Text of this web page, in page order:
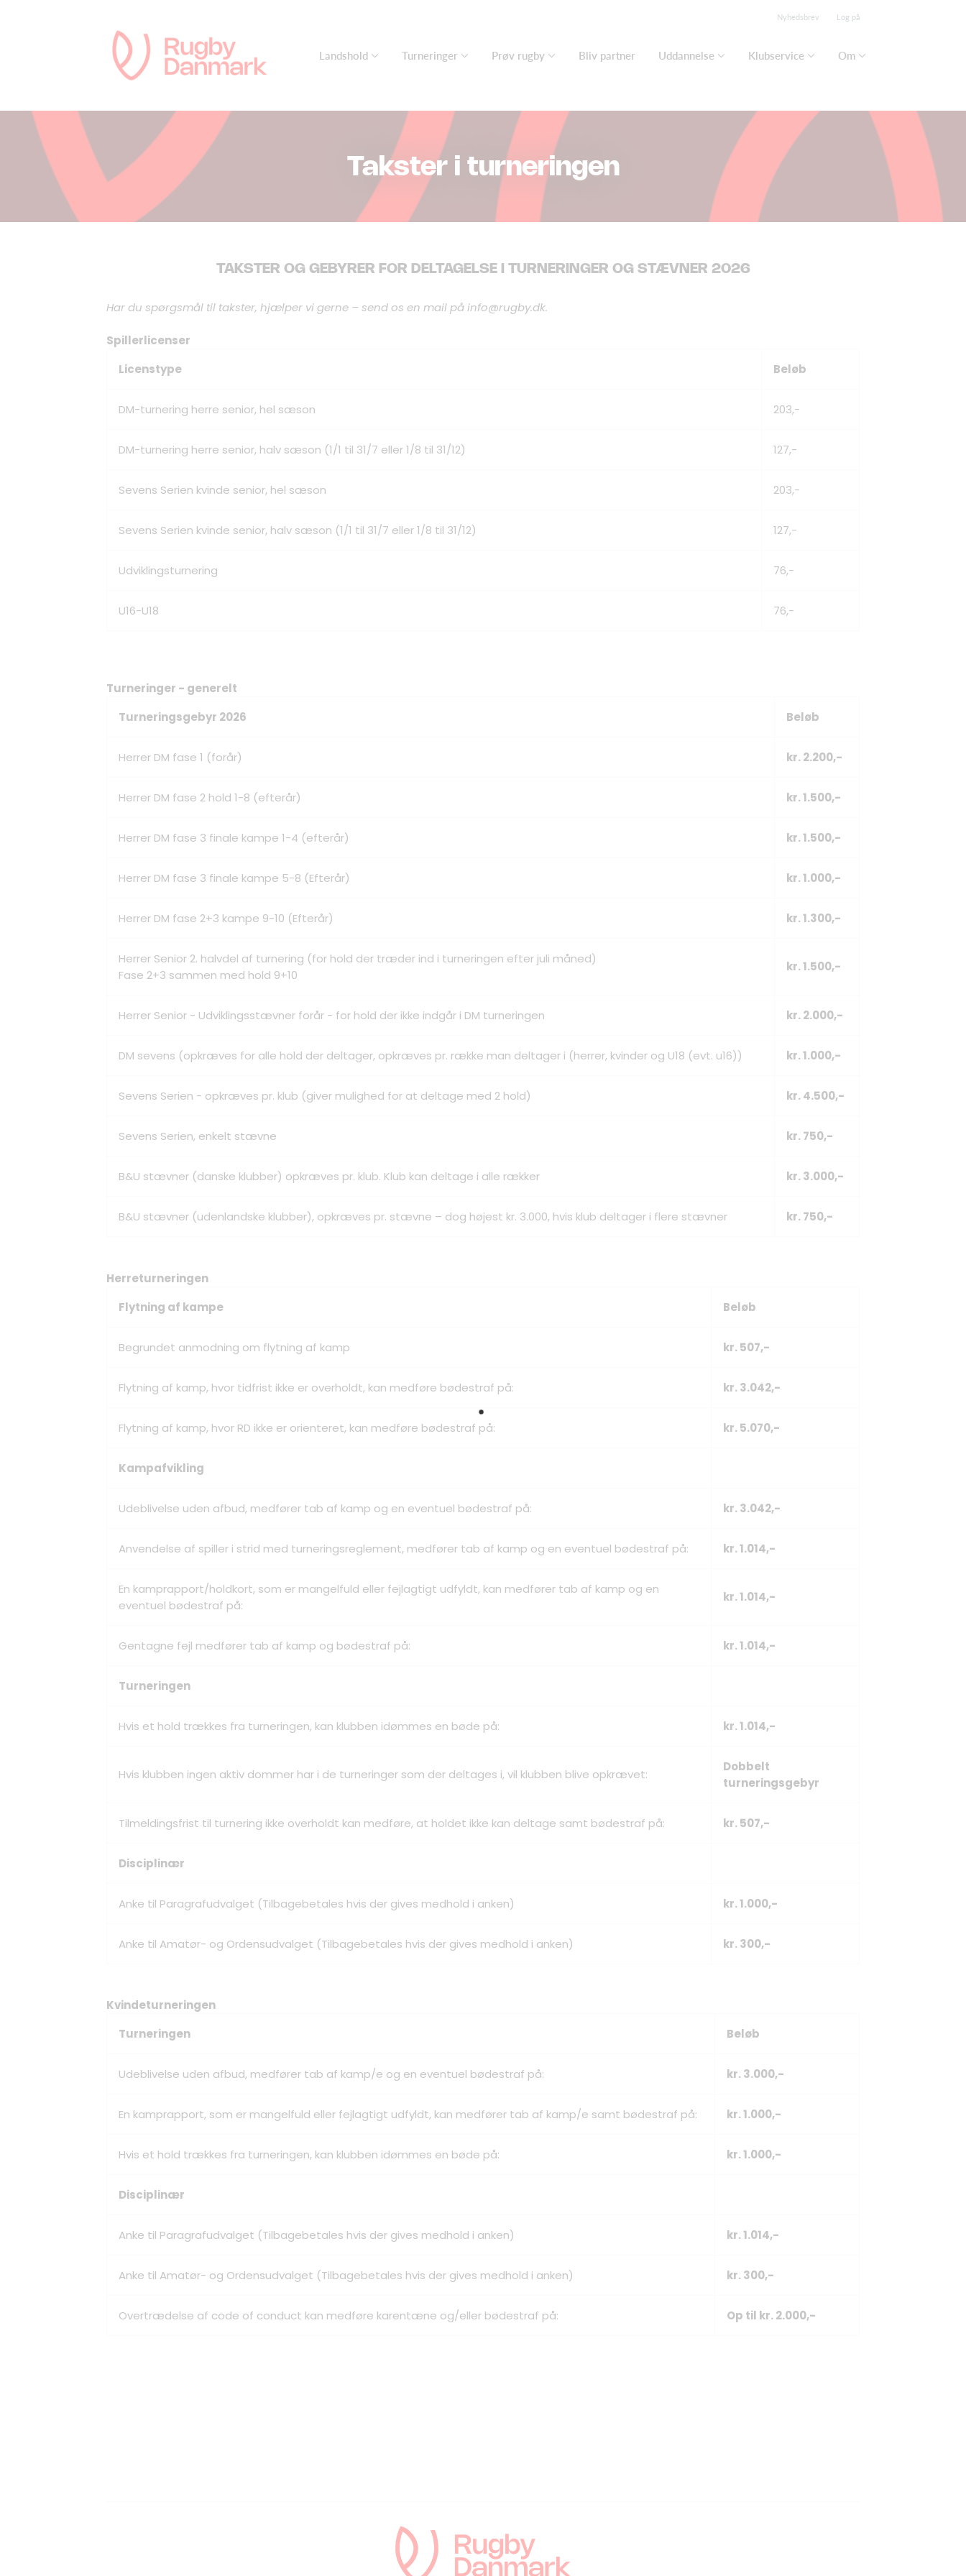
Nyhedsbrev Log på
Landshold Turneringer Prøv rugby Bliv partner Uddannelse Klubservice Om
Takster i turneringen
TAKSTER OG GEBYRER FOR DELTAGELSE I TURNERINGER OG STÆVNER 2026
Har du spørgsmål til takster, hjælper vi gerne – send os en mail på info@rugby.dk.
Spillerlicenser
Licenstype
Beløb
DM-turnering herre senior, hel sæson 203,-
DM-turnering herre senior, halv sæson (1/1 til 31/7 eller 1/8 til 31/12) 127,-
Sevens Serien kvinde senior, hel sæson 203,-
Sevens Serien kvinde senior, halv sæson (1/1 til 31/7 eller 1/8 til 31/12) 127,-
Udviklingsturnering 76,-
U16-U18 76,-
Turneringer - generelt
Turneringsgebyr 2026
Beløb
Herrer DM fase 1 (forår) kr. 2.200,-
Herrer DM fase 2 hold 1-8 (efterår) kr. 1.500,-
Herrer DM fase 3 finale kampe 1-4 (efterår) kr. 1.500,-
Herrer DM fase 3 finale kampe 5-8 (Efterår) kr. 1.000,-
Herrer DM fase 2+3 kampe 9-10 (Efterår) kr. 1.300,-
Herrer Senior 2. halvdel af turnering (for hold der træder ind i turneringen efter juli måned)
Fase 2+3 sammen med hold 9+10
kr. 1.500,-
Herrer Senior - Udviklingsstævner forår - for hold der ikke indgår i DM turneringen kr. 2.000,-
DM sevens (opkræves for alle hold der deltager, opkræves pr. række man deltager i (herrer, kvinder og U18 (evt. u16)) kr. 1.000,-
Sevens Serien - opkræves pr. klub (giver mulighed for at deltage med 2 hold) kr. 4.500,-
Sevens Serien, enkelt stævne kr. 750,-
B&U stævner (danske klubber) opkræves pr. klub. Klub kan deltage i alle rækker kr. 3.000,-
B&U stævner (udenlandske klubber), opkræves pr. stævne – dog højest kr. 3.000, hvis klub deltager i flere stævner kr. 750,-
Herreturneringen
Flytning af kampe
Beløb
Begrundet anmodning om flytning af kamp kr. 507,-
Flytning af kamp, hvor tidfrist ikke er overholdt, kan medføre bødestraf på: kr. 3.042,-
Flytning af kamp, hvor RD ikke er orienteret, kan medføre bødestraf på: kr. 5.070,-
Kampafvikling
Udeblivelse uden afbud, medfører tab af kamp og en eventuel bødestraf på: kr. 3.042,-
Anvendelse af spiller i strid med turneringsreglement, medfører tab af kamp og en eventuel bødestraf på: kr. 1.014,-
En kamprapport/holdkort, som er mangelfuld eller fejlagtigt udfyldt, kan medfører tab af kamp og en
eventuel bødestraf på:
kr.1.014,-
Gentagne fejl medfører tab af kamp og bødestraf på: kr. 1.014,-
Turneringen
Hvis et hold trækkes fra turneringen, kan klubben idømmes en bøde på: kr. 1.014,-
Hvis klubben ingen aktiv dommer har i de turneringer som der deltages i, vil klubben blive opkrævet:
Dobbelt
turneringsgebyr
Tilmeldingsfrist til turnering ikke overholdt kan medføre, at holdet ikke kan deltage samt bødestraf på: kr. 507,-
Disciplinær
Anke til Paragrafudvalget (Tilbagebetales hvis der gives medhold i anken) kr. 1.000,-
Anke til Amatør- og Ordensudvalget (Tilbagebetales hvis der gives medhold i anken) kr. 300,-
Kvindeturneringen
Turneringen
Beløb
Udeblivelse uden afbud, medfører tab af kamp/e og en eventuel bødestraf på: kr. 3.000,-
En kamprapport, som er mangelfuld eller fejlagtigt udfyldt, kan medfører tab af kamp/e samt bødestraf på: kr. 1.000,-
Hvis et hold trækkes fra turneringen, kan klubben idømmes en bøde på: kr. 1.000,-
Disciplinær
Anke til Paragrafudvalget (Tilbagebetales hvis der gives medhold i anken) kr. 1.014,-
Anke til Amatør- og Ordensudvalget (Tilbagebetales hvis der gives medhold i anken) kr. 300,-
Overtrædelse af code of conduct kan medføre karentæne og/eller bødestraf på: Op til kr. 2.000,-